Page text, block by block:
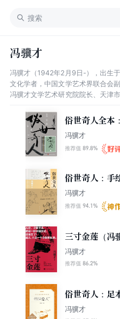
冯骥才
冯骥才（1942年2月9日-），出生
文化学者，中国文学艺术界联合会
冯骥才文学艺术研究院院长、天津
路》《雕花烟斗》《珍珠鸟》等，
并在中国各大城市和奥地利、新加
文学奖。 2022年1月7日，天津市
会议决定聘请冯骥才担任第二届理
俗世奇人全本
冯骥才
推荐值 89.8%
俗世奇人：手
上
冯骥才
推荐值 94.1%
三寸金莲（冯
世奇谈”系列小
冯骥才
推荐值 86.2%
俗世奇人：足
社·语文阅读推
冯骥才